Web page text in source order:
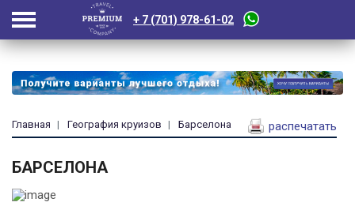
+ 7 (701) 978-61-02
Главная География круизов Барселона распечатать
БАРСЕЛОНА